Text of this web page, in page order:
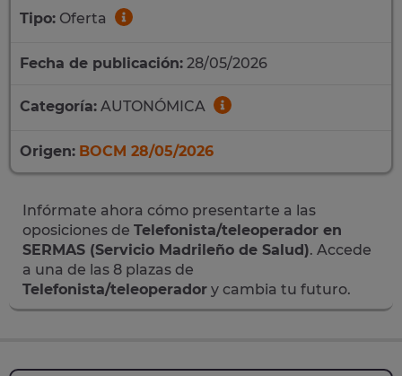
Tipo: Oferta
Fecha de publicación: 28/05/2026
Categoría: AUTONÓMICA
Origen: BOCM 28/05/2026
Infórmate ahora cómo presentarte a las
oposiciones de Telefonista/teleoperador en
SERMAS (Servicio Madrileño de Salud). Accede
a una de las 8 plazas de
Telefonista/teleoperador y cambia tu futuro.